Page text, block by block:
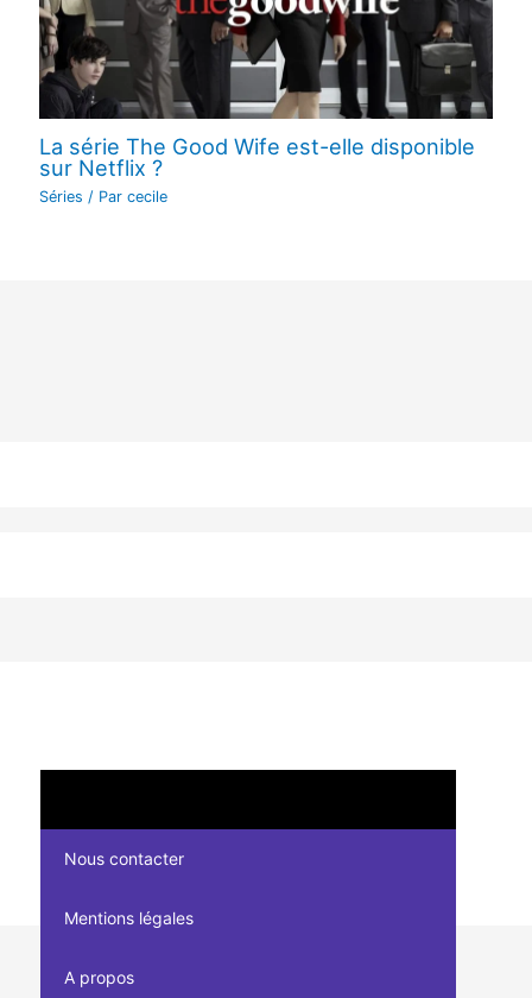
La série The Good Wife est-elle disponible
sur Netflix ?
Séries / Par cecile
Nous contacter
Mentions légales
A propos